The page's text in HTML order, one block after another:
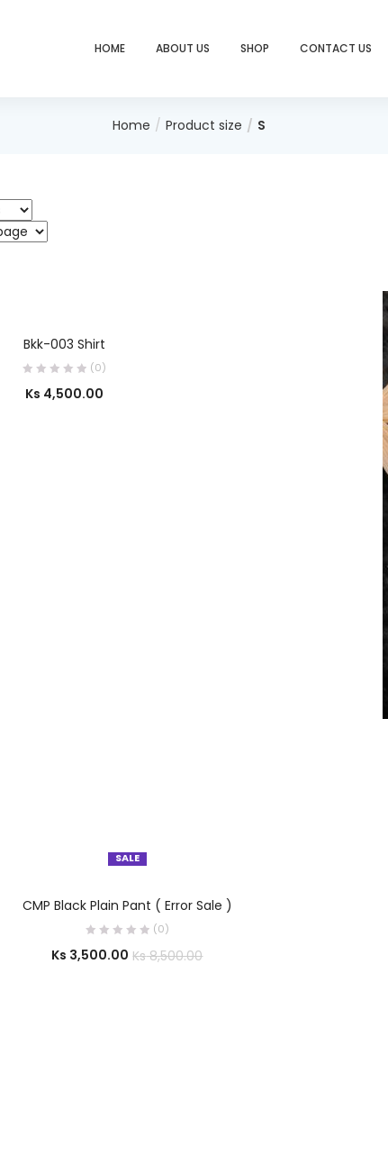
HOME ABOUT US SHOP CONTACT US
Home Product size S
STOCK
Bkk-003 Shirt
(0)
Ks 4,500.00
SALE
CMP Black Plain Pant ( Error Sale )
(0)
Ks 3,500.00 Ks8,500.00
SELECT OPTIONS